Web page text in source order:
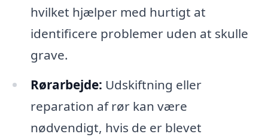
hvilket hjælper med hurtigt at
identificere problemer uden at skulle
grave.
Rørarbejde: Udskiftning eller
reparation af rør kan være
nødvendigt, hvis de er blevet